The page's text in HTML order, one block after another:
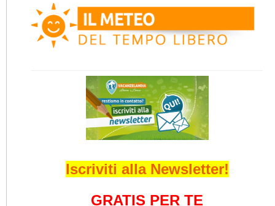
Iscriviti alla Newsletter!
GRATIS PER TE